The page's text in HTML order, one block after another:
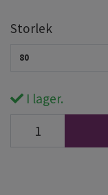
Storlek
80
I lager.